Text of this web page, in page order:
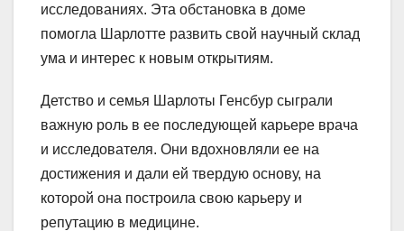
исследованиях. Эта обстановка в доме
помогла Шарлотте развить свой научный склад
ума и интерес к новым открытиям.
Детство и семья Шарлоты Генсбур сыграли
важную роль в ее последующей карьере врача
и исследователя. Они вдохновляли ее на
достижения и дали ей твердую основу, на
которой она построила свою карьеру и
репутацию в медицине.